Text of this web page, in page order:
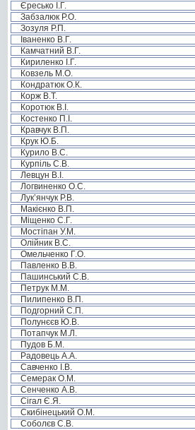
Єресько І.Г.
Забзалюк Р.О.
Зозуля Р.П.
Іваненко В.Г.
Камчатний В.Г.
Кириленко І.Г.
Ковзель М.О.
Кондратюк О.К.
Корж В.Т.
Коротюк В.І.
Костенко П.І.
Кравчук В.П.
Крук Ю.Б.
Курило В.С.
Курпіль С.В.
Левцун В.І.
Логвиненко О.С.
Лук’янчук Р.В.
Макієнко В.П.
Міщенко С.Г.
Мостіпан У.М.
Олійник В.С.
Омельченко Г.О.
Павленко В.В.
Пашинський С.В.
Петрук М.М.
Пилипенко В.П.
Подгорний С.П.
Полунєєв Ю.В.
Потапчук М.Л.
Пудов Б.М.
Радовець А.А.
Савченко І.В.
Семерак О.М.
Сенченко А.В.
Сігал Є.Я.
Скибінецький О.М.
Соболєв С.В.